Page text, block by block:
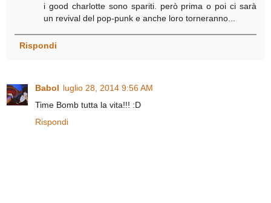
i good charlotte sono spariti. però prima o poi ci sarà
un revival del pop-punk e anche loro torneranno...
Rispondi
Babol luglio 28, 2014 9:56 AM
Time Bomb tutta la vita!!! :D
Rispondi